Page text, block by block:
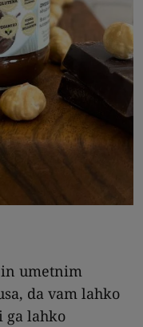
in umetnim
da vam lahko
ga lahko